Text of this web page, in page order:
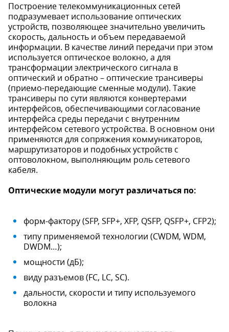
Построение телекоммуникационных сетей
подразумевает использование оптических
устройств, позволяющее значительно увеличить
скорость, дальность и объем передаваемой
информации. В качестве линий передачи при этом
используется оптическое волокно, а для
трансформации электрического сигнала в
оптический и обратно – оптические трансиверы
(приемо-передающие сменные модули). Такие
трансиверы по сути являются конвертерами
интерфейсов, обеспечивающими согласование
интерфейса среды передачи с внутренним
интерфейсом сетевого устройства. В основном они
применяются для сопряжения коммуникаторов,
маршрутизаторов и подобных устройств с
оптоволокном, выполняющим роль сетевого
кабеля.
Оптические модули могут различаться по:
форм-фактору (SFP, SFP+, XFP, QSFP, QSFP+, CFP2);
типу применяемой технологии (CWDM, WDM,
DWDM…);
мощности (дБ);
виду разъемов (FC, LC, SC).
дальности, скорости и типу используемого
волокна